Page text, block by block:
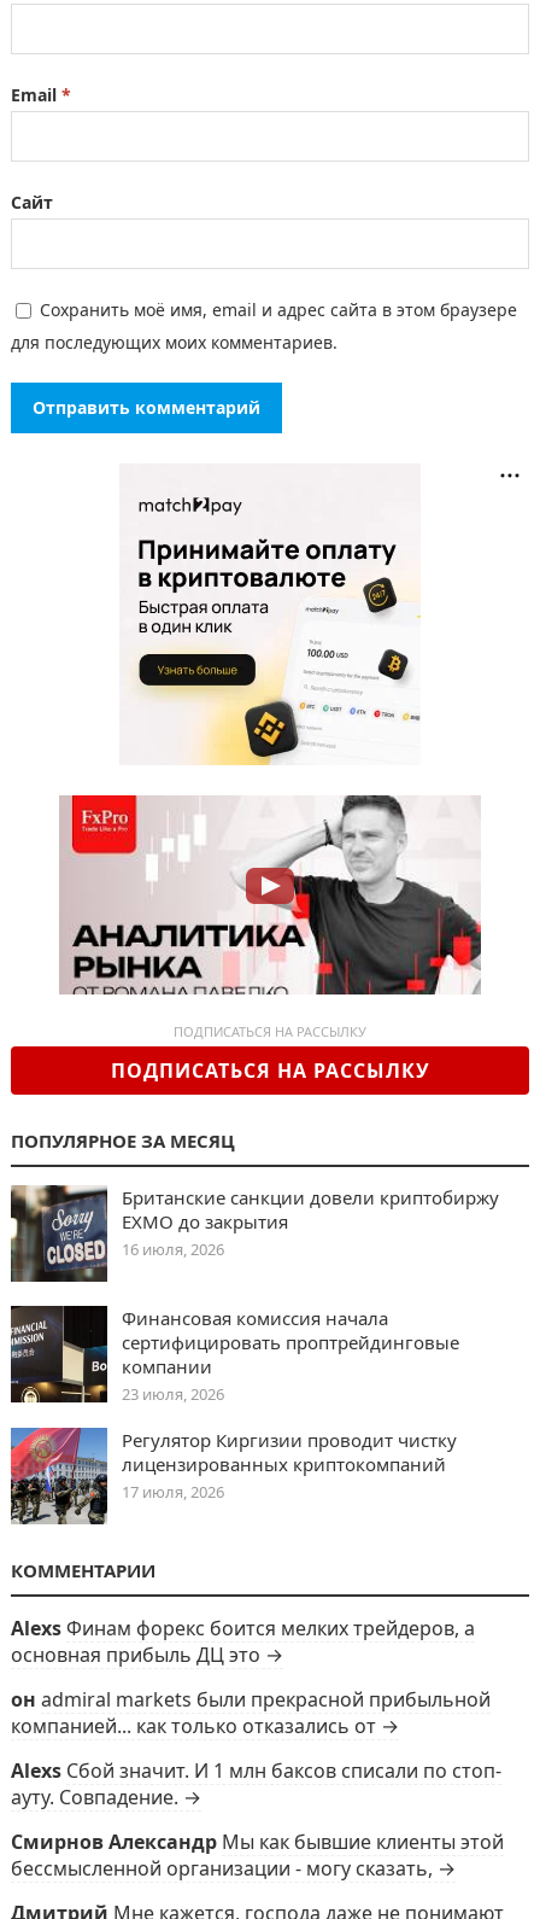
Email *
Сайт
Сохранить моё имя, email и адрес сайта в этом браузере
для последующих моих комментариев.
ПОДПИСАТЬСЯ НА РАССЫЛКУ
ПОДПИСАТЬСЯ НА РАССЫЛКУ
ПОПУЛЯРНОЕ ЗА МЕСЯЦ
Британские санкции довели криптобиржу
EXMO до закрытия
16 июля, 2026
Финансовая комиссия начала
сертифицировать проптрейдинговые
компании
23 июля, 2026
Регулятор Киргизии проводит чистку
лицензированных криптокомпаний
17 июля, 2026
КОММЕНТАРИИ
AlexsФинам форекс боится мелких трейдеров, а
основная прибыль ДЦ это →
он admiral markets были прекрасной прибыльной
компанией... как только отказались от →
Alexs Сбой значит. И 1 млн баксов списали по стоп-
ауту. Совпадение. →
Смирнов Александр Мы как бывшие клиенты этой
бессмысленной организации - могу сказать, →
Дмитрий Мне кажется, господа даже не понимают